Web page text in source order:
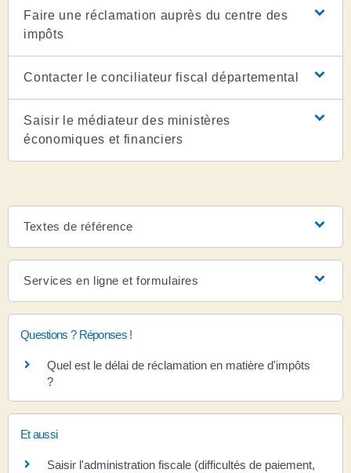
Faire une réclamation auprès du centre des
impôts
Contacter le conciliateur fiscal départemental
Saisir le médiateur des ministères
économiques et financiers
Textes de référence
Services en ligne et formulaires
Questions ? Réponses !
Quel est le délai de réclamation en matière d'impôts
?
Et aussi
Saisir l'administration fiscale (difficultés de paiement,